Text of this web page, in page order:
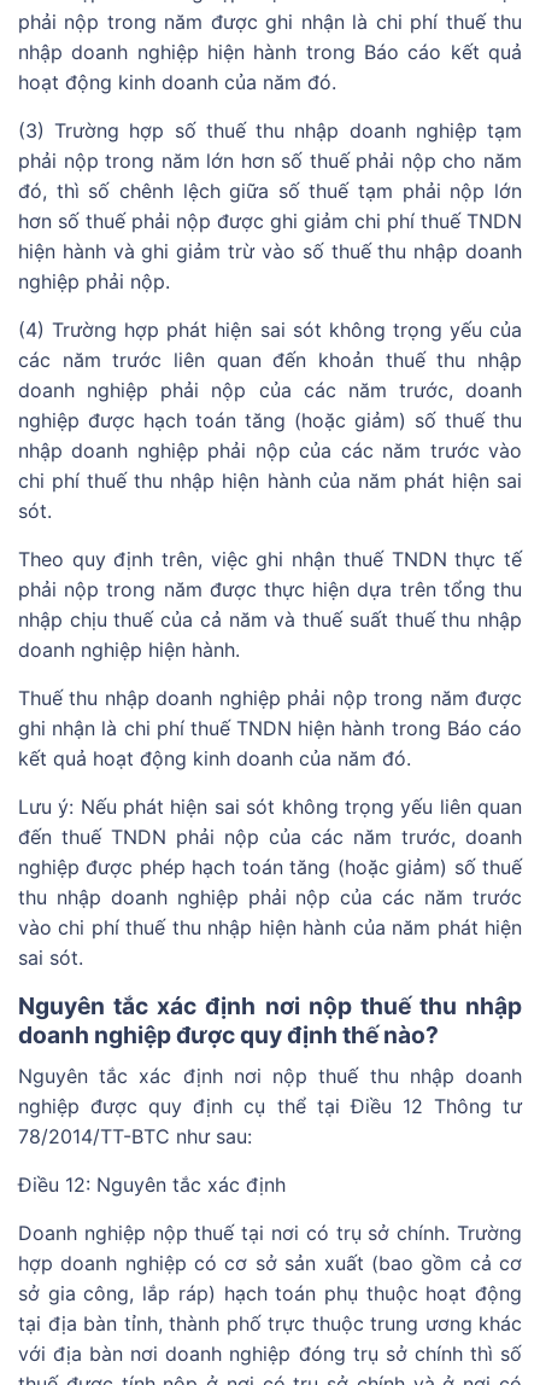
phải nộp trong năm được ghi nhận là chi phí thuế thu
nhập doanh nghiệp hiện hành trong Báo cáo kết quả
hoạt động kinh doanh của năm đó.
(3) Trường hợp số thuế thu nhập doanh nghiệp tạm
phải nộp trong năm lớn hơn số thuế phải nộp cho năm
đó, thì số chênh lệch giữa số thuế tạm phải nộp lớn
hơn số thuế phải nộp được ghi giảm chi phí thuế TNDN
hiện hành và ghi giảm trừ vào số thuế thu nhập doanh
nghiệp phải nộp.
(4) Trường hợp phát hiện sai sót không trọng yếu của
các năm trước liên quan đến khoản thuế thu nhập
doanh nghiệp phải nộp của các năm trước, doanh
nghiệp được hạch toán tăng (hoặc giảm) số thuế thu
nhập doanh nghiệp phải nộp của các năm trước vào
chi phí thuế thu nhập hiện hành của năm phát hiện sai
sót.
Theo quy định trên, việc ghi nhận thuế TNDN thực tế
phải nộp trong năm được thực hiện dựa trên tổng thu
nhập chịu thuế của cả năm và thuế suất thuế thu nhập
doanh nghiệp hiện hành.
Thuế thu nhập doanh nghiệp phải nộp trong năm được
ghi nhận là chi phí thuế TNDN hiện hành trong Báo cáo
kết quả hoạt động kinh doanh của năm đó.
Lưu ý: Nếu phát hiện sai sót không trọng yếu liên quan
đến thuế TNDN phải nộp của các năm trước, doanh
nghiệp được phép hạch toán tăng (hoặc giảm) số thuế
thu nhập doanh nghiệp phải nộp của các năm trước
vào chi phí thuế thu nhập hiện hành của năm phát hiện
sai sót.
Nguyên tắc xác định nơi nộp thuế thu nhập
doanh nghiệp được quy định thế nào?
Nguyên tắc xác định nơi nộp thuế thu nhập doanh
nghiệp được quy định cụ thể tại Điều 12 Thông tư
78/2014/TT-BTC như sau:
Điều 12: Nguyên tắc xác định
Doanh nghiệp nộp thuế tại nơi có trụ sở chính. Trường
hợp doanh nghiệp có cơ sở sản xuất (bao gồm cả cơ
sở gia công, lắp ráp) hạch toán phụ thuộc hoạt động
tại địa bàn tỉnh, thành phố trực thuộc trung ương khác
với địa bàn nơi doanh nghiệp đóng trụ sở chính thì số